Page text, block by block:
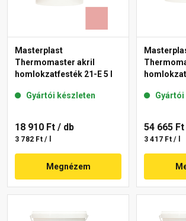
Masterplast
Thermomaster akril
homlokzatfesték 21-E 5 l
Gyártói készleten
18 910 Ft / db
3 782 Ft / l
Megnézem
54 665 Ft
3 417 Ft / l